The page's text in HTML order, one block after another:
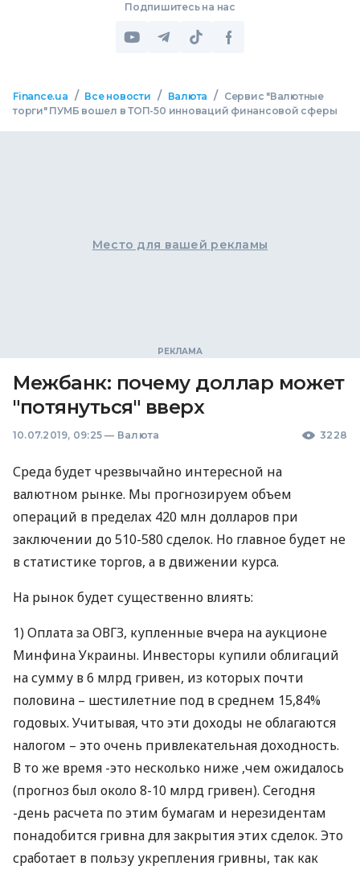
Подпишитесь на нас
Finance.ua / Все новости / Валюта /
Сервис "Валютные
торги" ПУМБ вошел в ТОП-50 инноваций финансовой сферы
Место для вашей рекламы
Межбанк: почему доллар может
"потянуться" вверх
10.07.2019, 09:25 — Валюта 3228
Среда будет чрезвычайно интересной на
валютном рынке. Мы прогнозируем объем
операций в пределах 420 млн долларов при
заключении до 510-580 сделок. Но главное будет не
в статистике торгов, а в движении курса.
На рынок будет существенно влиять:
1) Оплата заОВГЗ, купленные вчера на аукционе
Минфина Украины. Инвесторы купили облигаций
на сумму в 6 млрд гривен, из которых почти
половина – шестилетние под в среднем 15,84%
годовых. Учитывая, что эти доходы не облагаются
налогом – это очень привлекательная доходность.
В то же время -это несколько ниже ,чем ожидалось
(прогноз был около 8-10 млрд гривен). Сегодня
-день расчета по этим бумагам и нерезидентам
понадобится гривна для закрытия этих сделок. Это
сработает в пользу укрепления гривны, так как